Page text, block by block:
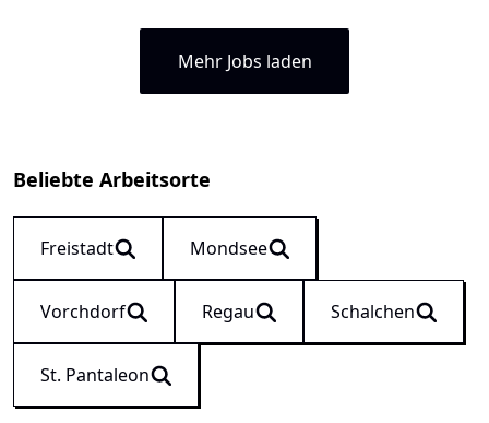
Mehr Jobs laden
Beliebte Arbeitsorte
Freistadt Mondsee
Vorchdorf Regau Schalchen
St. Pantaleon